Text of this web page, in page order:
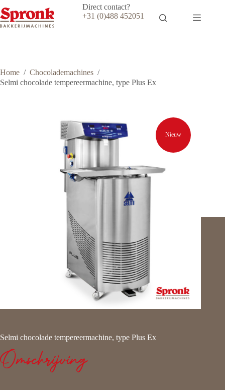
naar
de
Direct contact?
+31 (0)488 452051
Home / Chocolademachines /
Selmi chocolade tempereermachine, type Plus Ex
Nieuw
Selmi chocolade tempereermachine, type Plus Ex
Omschrijving